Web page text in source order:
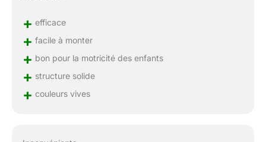
+ efficace
+ facile à monter
+ bon pour la motricité des enfants
+ structure solide
+ couleurs vives